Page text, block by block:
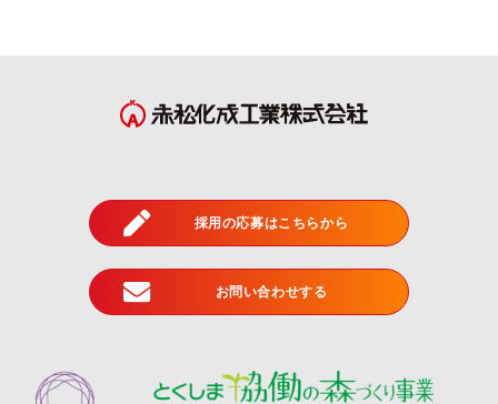
2024年5月 (5)
2024年2月
2024年1月(1)
2023年12月(3)
2023年10月(4)
採用の応募はこちらから
お問い合わせする